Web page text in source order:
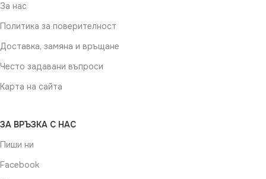
За нас
Политика за поверителност
Доставка, замяна и връщане
Често задавани въпроси
Карта на сайта
ЗА ВРЪЗКА С НАС
Пиши ни
Facebook